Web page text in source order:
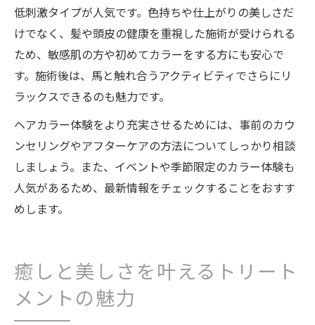
低刺激タイプが人気です。色持ちや仕上がりの美しさだ
けでなく、髪や頭皮の健康を重視した施術が受けられる
ため、敏感肌の方や初めてカラーをする方にも安心で
す。施術後は、馬と触れ合うアクティビティでさらにリ
ラックスできるのも魅力です。
ヘアカラー体験をより充実させるためには、事前のカウ
ンセリングやアフターケアの方法についてしっかり相談
しましょう。また、イベントや季節限定のカラー体験も
人気があるため、最新情報をチェックすることをおすす
めします。
癒しと美しさを叶えるトリート
メントの魅力